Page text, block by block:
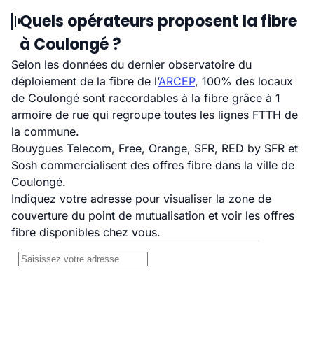
Quels opérateurs proposent la fibre
à Coulongé ?
Selon les données du dernier observatoire du
déploiement de la fibre de l’ARCEP, 100% des locaux
de Coulongé sont raccordables à la fibre grâce à 1
armoire de rue qui regroupe toutes les lignes FTTH de
la commune.
Bouygues Telecom, Free, Orange, SFR, RED by SFR et
Sosh commercialisent des offres fibre dans la ville de
Coulongé.
Indiquez votre adresse pour visualiser la zone de
couverture du point de mutualisation et voir les offres
fibre disponibles chez vous.